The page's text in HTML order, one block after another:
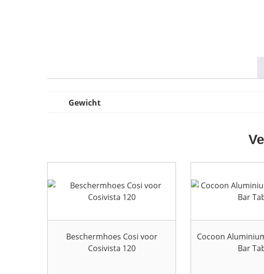
Gewicht
Beschermhoes Cosi voor
Cosivista 120
Cocoon
Bar